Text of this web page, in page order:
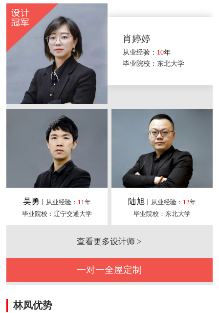
肖婷婷
从业经验： 10年
毕业院校：东北大学
吴勇 丨从业经验： 11年
毕业院校：辽宁交通大学
陆旭丨从业经验： 12年
毕业院校：东北大学
查看更多设计师 >
一对一全屋定制
林凤优势